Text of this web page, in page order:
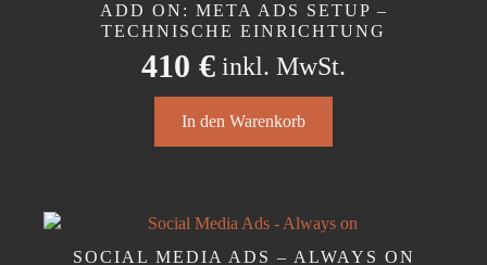
ADD ON: META ADS SETUP –
TECHNISCHE EINRICHTUNG
410 € inkl. MwSt.
In den Warenkorb
SOCIAL MEDIA ADS – ALWAYS ON